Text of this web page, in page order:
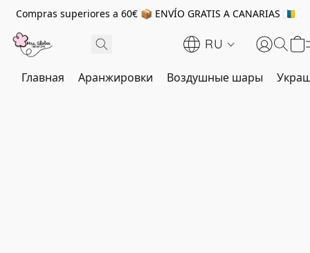
Compras superiores a 60€ 📦 ENVÍO GRATIS A CANARIAS 🇮🇨
RU
Главная Аранжировки Воздушные шары